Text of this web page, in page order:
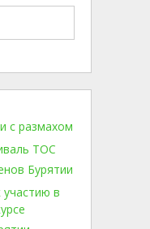
с размахом
ТОС
Бурятии
в